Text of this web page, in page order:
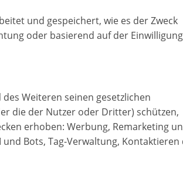
und gespeichert, wie es der Zweck
oder basierend auf der
Weiteren seinen gesetzlichen
die der Nutzer oder Dritter) schützen,
erhoben: Werbung, Remarketing
Bots, Tag-Verwaltung, Kontaktieren